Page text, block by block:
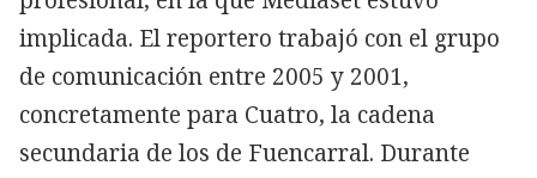
implicada. El reportero trabajó con el grupo
de comunicación entre 2005 y 2001,
concretamente para Cuatro, la cadena
secundaria de los de Fuencarral. Durante